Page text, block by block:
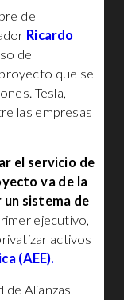
de
Ricardo
de
que se
Tesla,
las empresas
el servicio de
va de la
un sistema de
ejecutivo,
activos
(AEE).
Alianzas